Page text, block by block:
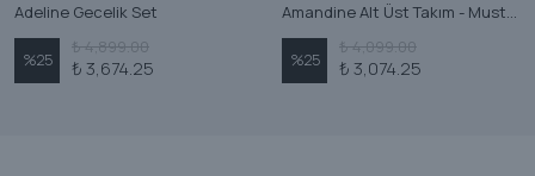
Adeline Gecelik Set
%25
₺ 4,899.00
₺ 3,674.25
Amandine Alt Üst Takım - Mustard
%25
₺ 4,099.00
₺ 3,074.25